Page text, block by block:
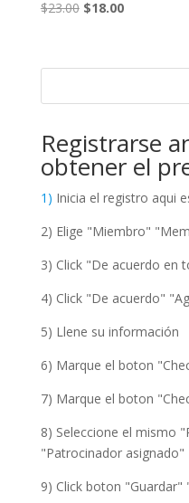
$23.00 Original
$23.00.
$18.00Current
$18.00.
Registrarse
obtener el
1) Inicia el registro aqui
2) Elige "Miembro"
3) Click "De acuerdo en
4) Click "De acuerdo"
5) Llene su información
6) Marque el boton
7) Marque el boton
8) Seleccione el mismo
"Patrocinador asignado"
9) Click boton "Guardar"